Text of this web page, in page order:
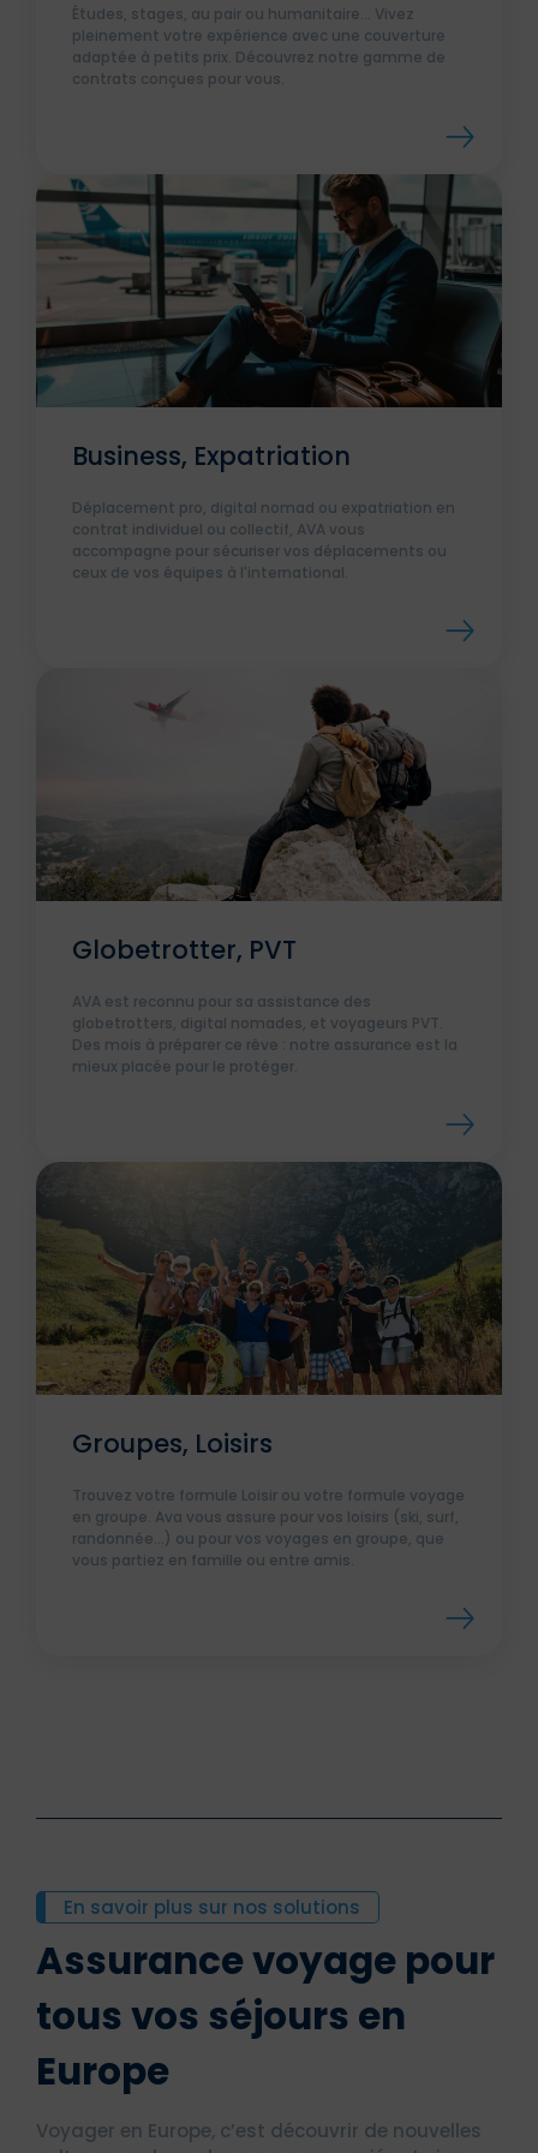
Études, stages, au pair ou humanitaire... Vivez
pleinement votre expérience avec une couverture
adaptée à petits prix. Découvrez notre gamme de
contrats conçues pour vous.
Business, Expatriation
Déplacement pro, digital nomad ou expatriation en
contrat individuel ou collectif, AVA vous
accompagne pour sécuriser vos déplacements ou
ceux de vos équipes à l'international.
Globetrotter, PVT
AVA est reconnu pour sa assistance des
globetrotters, digital nomades, et voyageurs PVT.
Des mois à préparer ce rêve : notre assurance est la
mieux placée pour le protéger.
Groupes, Loisirs
Trouvez votre formule Loisir ou votre formule voyage
en groupe. Ava vous assure pour vos loisirs (ski, surf,
randonnée…) ou pour vos voyages en groupe, que
vous partiez en famille ou entre amis.
En savoir plus sur nos solutions
Assurance voyage pour
tous vos séjours en
Europe
Voyager en Europe, c’est découvrir de nouvelles